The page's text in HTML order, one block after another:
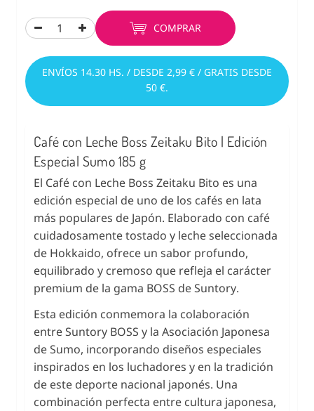
COMPRAR
ENVÍOS 14.30 HS. / DESDE 2,99 € / GRATIS DESDE
50 €.
Café con Leche Boss Zeitaku Bito | Edición
Especial Sumo 185 g
El Café con Leche Boss Zeitaku Bito es una
edición especial de uno de los cafés en lata
más populares de Japón. Elaborado con café
cuidadosamente tostado y leche seleccionada
de Hokkaido, ofrece un sabor profundo,
equilibrado y cremoso que refleja el carácter
premium de la gama BOSS de Suntory.
Esta edición conmemora la colaboración
entre Suntory BOSS y la Asociación Japonesa
de Sumo, incorporando diseños especiales
inspirados en los luchadores y en la tradición
de este deporte nacional japonés. Una
combinación perfecta entre cultura japonesa,